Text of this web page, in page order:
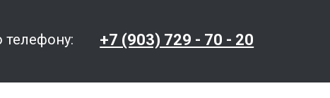
телефону: +7 (903) 729 - 70 - 20